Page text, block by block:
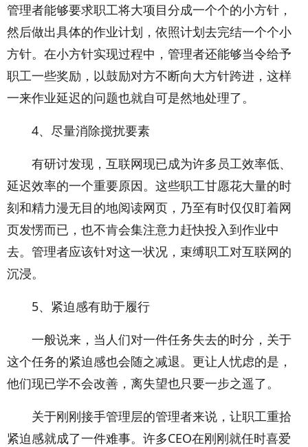
管理者能够要求职工将大项目分成一个个的小方针，
然后做出具体的作业计划，依照计划去完结一个个小
方针。在小方针实现过程中，管理者还能够当令给予
职工一些奖励，以鼓励对方不断向大方针跨进，这样
一来作业延迟的问题也就自可是然地处理了。
4、尽量消除搅扰要素
有研讨发现，互联网现已成为许多员工效率低、
延迟效率的一个重要原因。这些职工甘愿花大量的时
刻和精力漫无目的地阅读网页，乃至有时仅仅盯着网
页发愣而已，也不肯会集注意力赶快投入到作业中
去。管理者应该针对这一状况，束缚职工对互联网的
沉浸。
5、紧迫感有助于履行
一般说来，当人们对一件任务失去的时分，关于
这个任务的紧迫感也会随之减退。更让人忧虑的是，
他们现已学不会改善，离失望也只要一步之遥了。
关于刚刚接手管理层的管理者来说，让职工重拾
紧迫感就成了一件难事。许多CEO在刚刚就任时喜爱